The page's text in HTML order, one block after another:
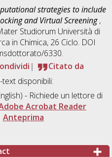
strategies to include
and Virtual Screening,
Studiorum Università di
in Chimica, 26 Ciclo. DOI
6330.
Citato da
disponibili:
- Richiede un lettore di
Acrobat Reader
Anteprima